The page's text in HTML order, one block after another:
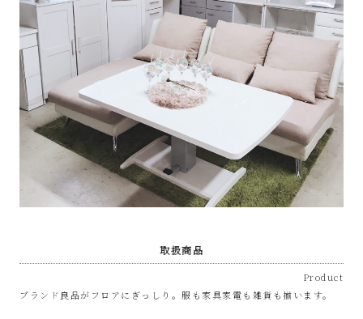
リ
サ
イ
ル
ョ
取扱商品
Product
ブランド良品がフロアにぎっしり。服も家具家電も雑貨も揃います。